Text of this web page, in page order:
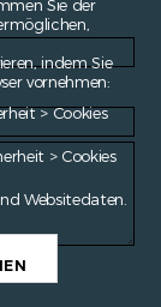
Sie der
indem Sie
vornehmen:
> Cookies
> Cookies
Websitedaten.